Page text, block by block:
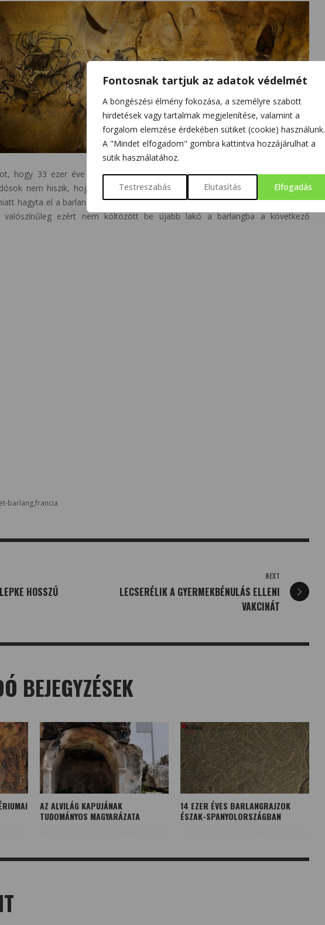
Fontosnak tartjuk az adatok védelmét
A böngészési élmény fokozása, a személyre szabott
hirdetések vagy tartalmak megjelenítése, valamint a
forgalom elemzése érdekében sütiket (cookie) használunk.
A "Mindet elfogadom" gombra kattintva hozzájárulhat a
sütik használatához.
Testreszabás Elutasítás Elfogadás
hogy 33 ezer éve érkeztek oda a medvék, ami egybeesik az első emberi
nem hiszik, hogy egy időben élt ott a két faj. Az ember és a medve is
hagyta el a barlangot. A második kőzuhatag olyan súlyos volt, hogy részben
valószínűleg ezért nem költözött be újabb lakó a barlangba a következő
barlangfrancia
HOSSZÚ
NEXT
LECSERÉLIK A GYERMEKBÉNULÁS ELLENI
VAKCINÁT
BEJEGYZÉSEK
AZ ALVILÁG KAPUJÁNAK
TUDOMÁNYOS MAGYARÁZATA
14 EZER ÉVES BARLANGRAJZOK
ÉSZAK-SPANYOLORSZÁGBAN